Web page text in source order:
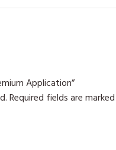
Application”
Required fields are marked